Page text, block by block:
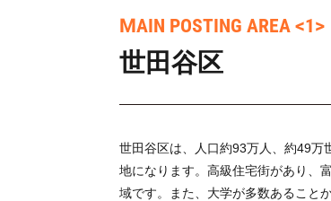
MAIN POSTING AREA <1>
世田谷区
世田谷区は、人口約93万人、約49万
地になります。高級住宅街があり、
域です。また、大学が多数あること